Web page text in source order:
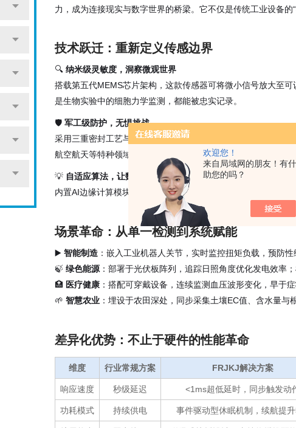
欢迎您！
来自局域网的朋友！有
助您的吗？
力，成为连接现实与数字世界的桥梁。它不仅是传统工业设备的
技术跃迁：重新定义传感边界
🔍纳米级灵敏度，洞察微观世界
搭载第五代MEMS芯片架构，这款传感器可将微小信号放大至
是生物实验中的细胞力学监测，都能被忠实记录。
🛡️军工级防护，无惧挑战
采用三重密封工艺与航空铝材外壳，通过MIL-STD-810G军规
航空航天等特种领域。
💡 自适应算法，让数据会“思考”
内置AI边缘计算模块，可根据实时工况动态调整采样频率与滤
场景革命：从单一检测到系统赋能
▶️智能制造 ：嵌入工业机器人关节，实时监控扭矩负载，预防
🍃绿色能源 ：部署于光伏板阵列，追踪日照角度优化发电效率
🏥 医疗健康 ：搭配可穿戴设备，连续监测血压波形变化，早于
🌱智慧农业 ：埋设于农田深处，同步采集土壤EC值、含水量与
差异化优势：不止于硬件的性能革命
维度 行业常规方案 FRJKJ解决方案
响应速度 秒级延迟 <1ms超低延时，同步触发动
功耗模式 持续供电 事件驱动型休眠机制，续航提